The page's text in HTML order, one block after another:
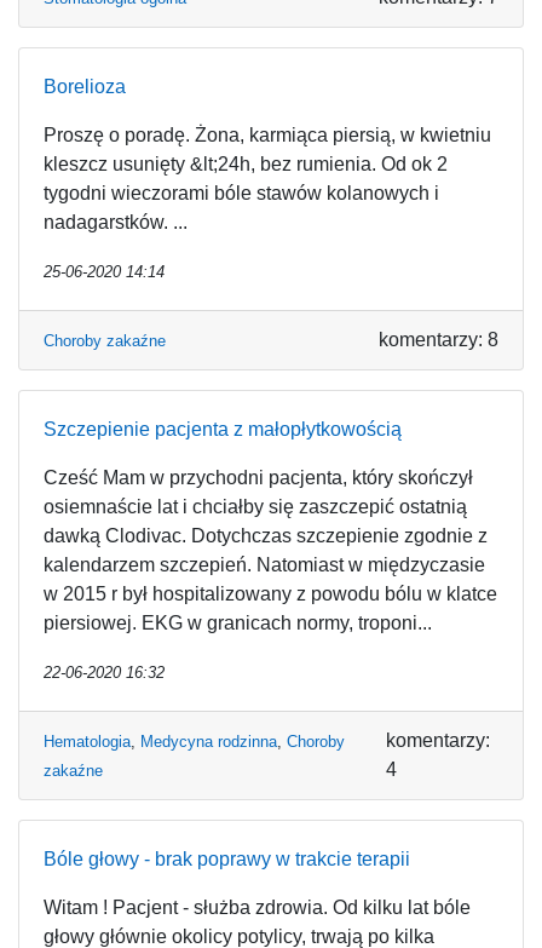
Borelioza
Proszę o poradę. Żona, karmiąca piersią, w kwietniu
kleszcz usunięty &lt;24h, bez rumienia. Od ok 2
tygodni wieczorami bóle stawów kolanowych i
nadagarstków. ...
25-06-2020 14:14
Choroby zakaźne komentarzy: 8
Szczepienie pacjenta z małopłytkowością
Cześć Mam w przychodni pacjenta, który skończył
osiemnaście lat i chciałby się zaszczepić ostatnią
dawką Clodivac. Dotychczas szczepienie zgodnie z
kalendarzem szczepień. Natomiast w międzyczasie
w 2015 r był hospitalizowany z powodu bólu w klatce
piersiowej. EKG w granicach normy, troponi...
22-06-2020 16:32
Hematologia, Medycyna rodzinna, Choroby
zakaźne
komentarzy:
4
Bóle głowy - brak poprawy w trakcie terapii
Witam ! Pacjent - służba zdrowia. Od kilku lat bóle
głowy głównie okolicy potylicy, trwają po kilka